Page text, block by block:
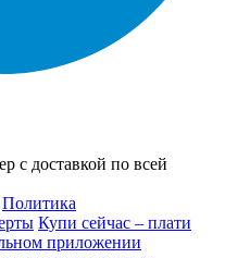
с доставкой по всей
Политика
Купи сейчас – плати
приложении